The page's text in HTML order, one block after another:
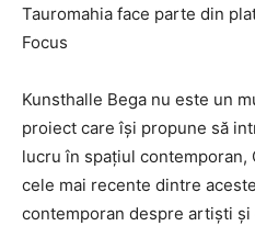
Tauromahia face parte din
Focus
Kunsthalle Bega nu este un
proiect care își propune să
lucru în spațiul contemporan,
cele mai recente dintre
contemporan despre artiști